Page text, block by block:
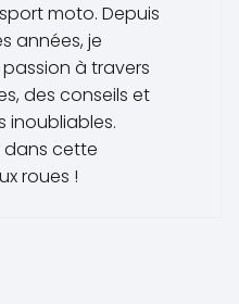
moto. Depuis
années, je
à travers
des conseils et
inoubliables.
dans cette
roues !